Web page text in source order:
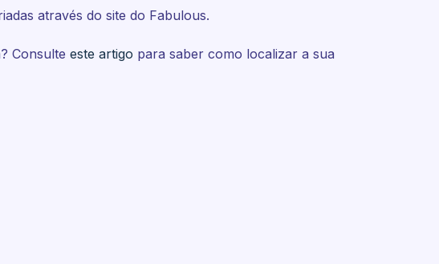
através do site do Fabulous.
Consulte este artigo para saber como localizar a sua